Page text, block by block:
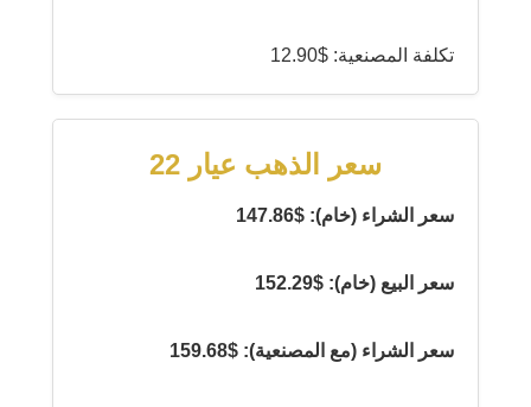
تكلفة المصنعية: $12.90
سعر الذهب عيار 22
سعر الشراء (خام): $147.86
سعر البيع (خام): $152.29
سعر الشراء (مع المصنعية): $159.68